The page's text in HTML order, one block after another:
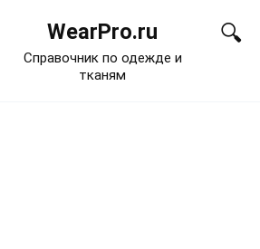
WearPro.ru
Справочник по одежде и
тканям